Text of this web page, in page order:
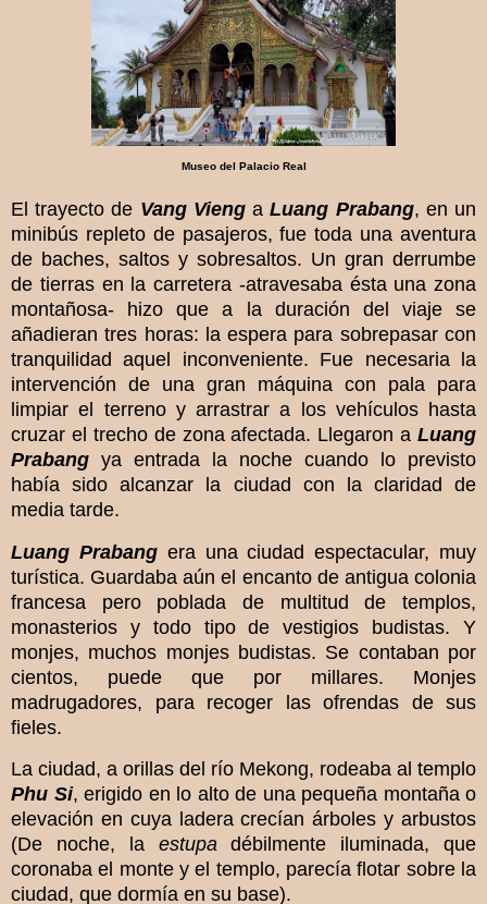
Museo del Palacio Real
El trayecto de Vang ViengaLuang Prabang, en un
minibús repleto de pasajeros, fue toda una aventura
de baches, saltos y sobresaltos. Un gran derrumbe
de tierras en la carretera -atravesaba ésta una zona
montañosa- hizo que a la duración del viaje se
añadieran tres horas: la espera para sobrepasar con
tranquilidad aquel inconveniente. Fue necesaria la
intervención de una gran máquina con pala para
limpiar el terreno y arrastrar a los vehículos hasta
cruzar el trecho de zona afectada. Llegaron a Luang
Prabang ya entrada la noche cuando lo previsto
había sido alcanzar la ciudad con la claridad de
media tarde.
Luang Prabangera una ciudad espectacular, muy
turística. Guardaba aún el encanto de antigua colonia
francesa pero poblada de multitud de templos,
monasterios y todo tipo de vestigios budistas. Y
monjes, muchos monjes budistas. Se contaban por
cientos, puede que por millares. Monjes
madrugadores, para recoger las ofrendas de sus
fieles.
La ciudad, a orillas del río Mekong, rodeaba al templo
Phu Si, erigido en lo alto de una pequeña montaña o
elevación en cuya ladera crecían árboles y arbustos
(De noche, la estupadébilmente iluminada, que
coronaba el monte y el templo, parecía flotar sobre la
ciudad, que dormía en su base).